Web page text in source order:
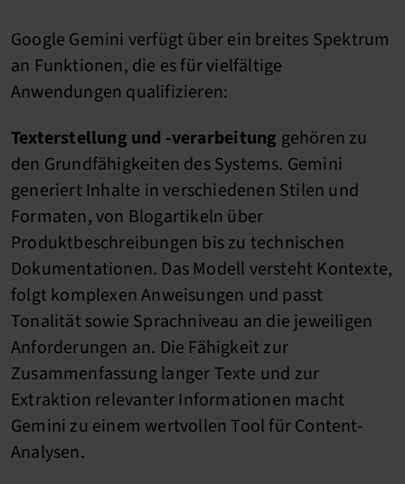
Google Gemini verfügt über ein breites Spektrum
an Funktionen, die es für vielfältige
Anwendungen qualifizieren:
Texterstellung und -verarbeitung gehören zu
den Grundfähigkeiten des Systems. Gemini
generiert Inhalte in verschiedenen Stilen und
Formaten, von Blogartikeln über
Produktbeschreibungen bis zu technischen
Dokumentationen. Das Modell versteht Kontexte,
folgt komplexen Anweisungen und passt
Tonalität sowie Sprachniveau an die jeweiligen
Anforderungen an. Die Fähigkeit zur
Zusammenfassung langer Texte und zur
Extraktion relevanter Informationen macht
Gemini zu einem wertvollen Tool für Content-
Analysen.